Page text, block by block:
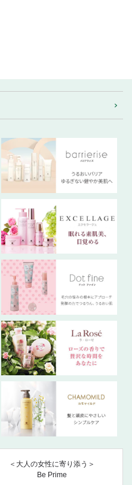
＜大人の女性に寄り添う＞
Be Prime